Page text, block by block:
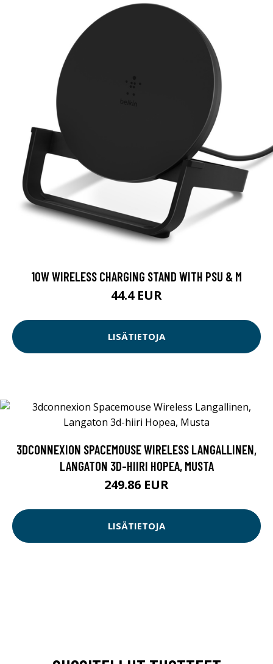
10W WIRELESS CHARGING STAND WITH PSU & M
44.4 EUR
LISÄTIETOJA
3DCONNEXION SPACEMOUSE WIRELESS LANGALLINEN,
LANGATON 3D-HIIRI HOPEA, MUSTA
249.86 EUR
LISÄTIETOJA